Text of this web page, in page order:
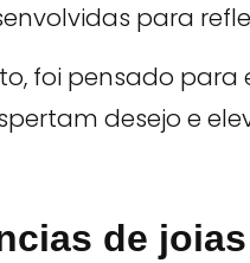
para
foi pensado para
desejo e
de joias